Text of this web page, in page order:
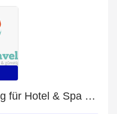
Bis zu 10% Rabatt: nur gültig für Hotel & Spa Suites VITUS Steyr